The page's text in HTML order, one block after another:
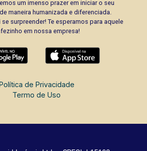
um imenso prazer em iniciar o seu
maneira humanizada e diferenciada.
surpreender! Te esperamos para aquele
em nossa empresa!
de Privacidade
Termo de Uso